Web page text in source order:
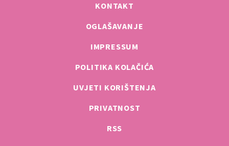
KONTAKT
OGLAŠAVANJE
IMPRESSUM
POLITIKA KOLAČIĆA
UVJETI KORIŠTENJA
PRIVATNOST
RSS